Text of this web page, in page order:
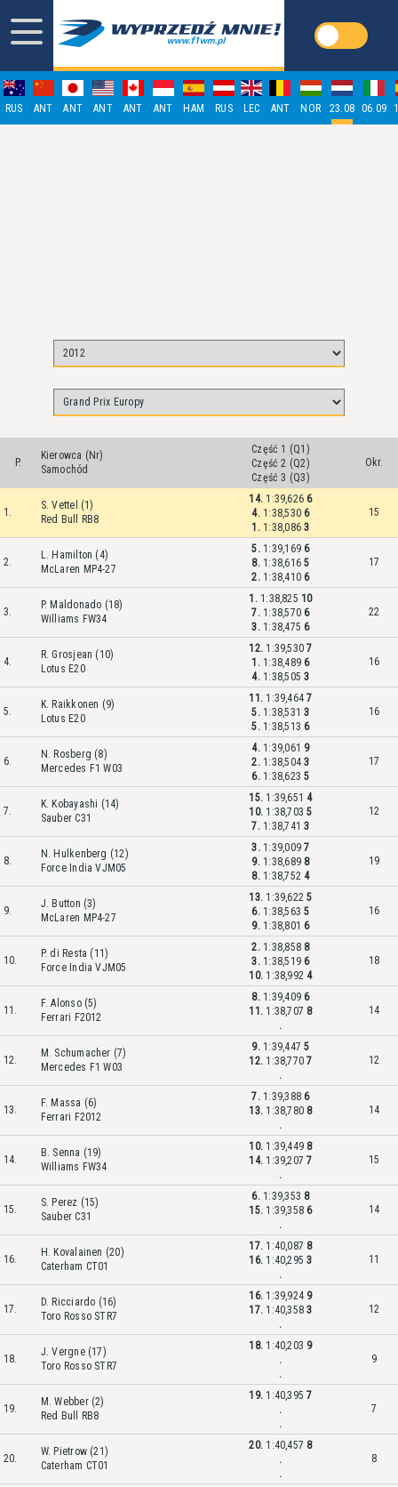
RUS ANT ANT ANT ANT ANT HAM RUS LEC ANT NOR 23.08 06.09
P.
Kierowca (Nr)
Samochód
Część 1 (Q1)
Część 2 (Q2)
Część 3 (Q3)
Okr.
1.
S. Vettel (1)
Red Bull RB8
14. 1:39,626 6
4. 1:38,530 6
1. 1:38,0863
15
2.
L. Hamilton (4)
McLaren MP4-27
5. 1:39,169 6
8. 1:38,6165
2. 1:38,410 6
17
3.
P. Maldonado (18)
Williams FW34
1. 1:38,825 10
7. 1:38,570 6
3. 1:38,475 6
22
4.
R. Grosjean (10)
Lotus E20
12. 1:39,5307
1. 1:38,489 6
4. 1:38,5053
16
5.
K. Raikkonen (9)
Lotus E20
11. 1:39,4647
5. 1:38,5313
5. 1:38,513 6
16
6.
N. Rosberg (8)
Mercedes F1 W03
4. 1:39,061 9
2. 1:38,5043
6. 1:38,6235
17
7.
K. Kobayashi (14)
Sauber C31
15. 1:39,651 4
10. 1:38,7035
7. 1:38,7413
12
8.
N. Hulkenberg (12)
Force India VJM05
3. 1:39,0097
9. 1:38,689 8
8. 1:38,752 4
19
9.
J. Button (3)
McLaren MP4-27
13. 1:39,6225
6. 1:38,5635
9. 1:38,801 6
16
10.
P. di Resta (11)
Force India VJM05
2. 1:38,858 8
3. 1:38,519 6
10. 1:38,992 4
18
11.
F. Alonso (5)
Ferrari F2012
8. 1:39,409 6
11. 1:38,707 8
.
14
12.
M. Schumacher (7)
Mercedes F1 W03
9. 1:39,4475
12. 1:38,7707
.
12
13.
F. Massa (6)
Ferrari F2012
7. 1:39,388 6
13. 1:38,780 8
.
14
14.
B. Senna (19)
Williams FW34
10. 1:39,449 8
14. 1:39,2077
.
15
15.
S. Perez (15)
Sauber C31
6. 1:39,353 8
15. 1:39,358 6
.
14
16.
H. Kovalainen (20)
Caterham CT01
17. 1:40,087 8
16. 1:40,2953
.
11
17.
D. Ricciardo (16)
Toro Rosso STR7
16. 1:39,924 9
17. 1:40,3583
.
12
18.
J. Vergne (17)
Toro Rosso STR7
18. 1:40,203 9
.
.
9
19.
M. Webber (2)
Red Bull RB8
19. 1:40,3957
.
.
7
20.
W. Pietrow (21)
Caterham CT01
20. 1:40,457 8
.
.
8